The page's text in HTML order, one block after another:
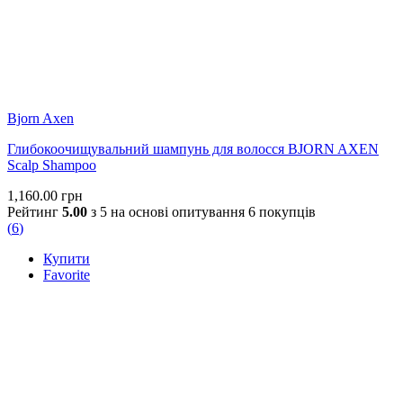
Bjorn Axen
Глибокоочищувальний шампунь для волосся BJORN AXEN
Scalp Shampoo
1,160.00 грн
Рейтинг 5.00 з 5 на основі опитування 6 покупців
(6)
Купити
Favorite